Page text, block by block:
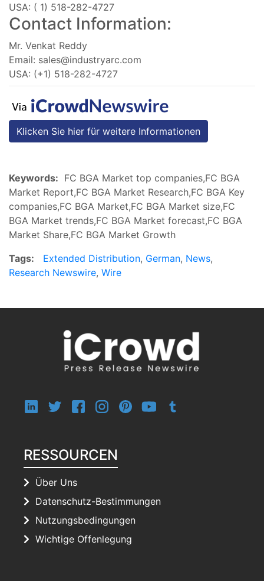
USA: ( 1) 518-282-4727
Contact Information:
Mr. Venkat Reddy
Email: sales@industryarc.com
USA: (+1) 518-282-4727
Klicken Sie hier für weitere Informationen
Keywords: FC BGA Market top companies,FC BGA
Market Report,FC BGA Market Research,FC BGA Key
companies,FC BGA Market,FC BGA Market size,FC
BGA Market trends,FC BGA Market forecast,FC BGA
Market Share,FC BGA Market Growth
Tags:
Extended Distribution, German, News,
Research Newswire, Wire
RESSOURCEN
Über Uns
Datenschutz-Bestimmungen
Nutzungsbedingungen
Wichtige Offenlegung